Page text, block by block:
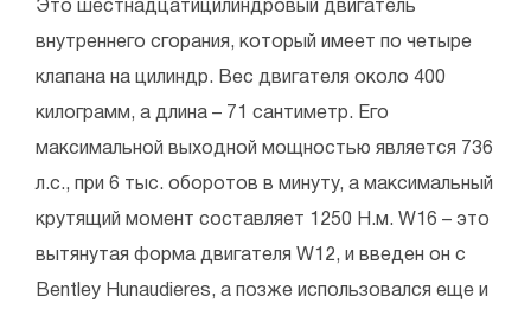
Это шестнадцатицилиндровый двигатель
внутреннего сгорания, который имеет по четыре
клапана на цилиндр. Вес двигателя около 400
килограмм, а длина – 71 сантиметр. Его
максимальной выходной мощностью является 736
л.с., при 6 тыс. оборотов в минуту, а максимальный
крутящий момент составляет 1250 Н.м. W16 – это
вытянутая форма двигателя W12, и введен он с
Bentley Hunaudieres, а позже использовался еще и